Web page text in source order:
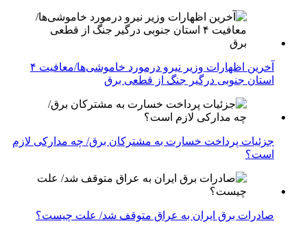
آخرین اظهارات وزیر نیرو درمورد خاموشی‌ها/معافیت ۴
استان جنوبی درگیر جنگ از قطعی برق
جزئیات پرداخت خسارت به مشترکان برق/ چه مدارکی لازم
است؟
صادرات برق ایران به عراق متوقف شد/ علت چیست؟